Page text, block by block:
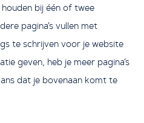
bij één of twee
pagina’s vullen met
te schrijven voor je website
geven, heb je meer pagina’s
dat je bovenaan komt te